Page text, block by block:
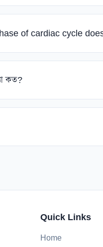
of cardiac cycle
কত?
Quick Links
Home